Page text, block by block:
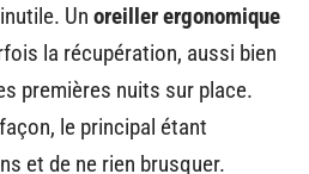
Un oreiller ergonomique
la récupération, aussi bien
premières nuits sur place.
le principal étant
et de ne rien brusquer.